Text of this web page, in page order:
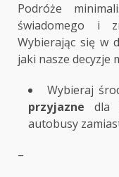
Podróże
świadomego i
Wybierając się w
jaki nasze decyzje
Wybieraj
przyjazne dla
autobusy
–